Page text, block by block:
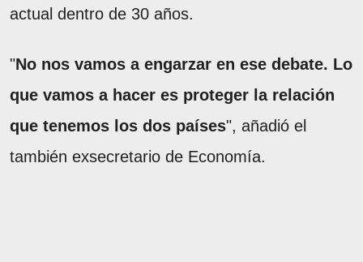
actual dentro de 30 años.
"No nos vamos a engarzar en ese debate. Lo
que vamos a hacer es proteger la relación
que tenemos los dos países", añadió el
también exsecretario de Economía.